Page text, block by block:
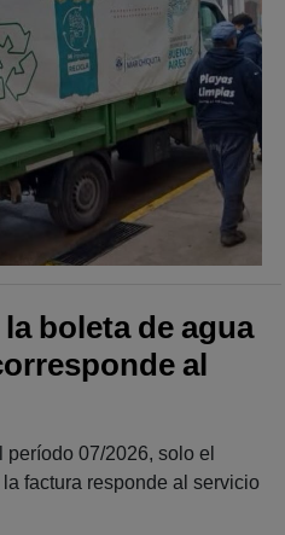
boleta de agua
al
07/2026, solo el
factura responde al servicio